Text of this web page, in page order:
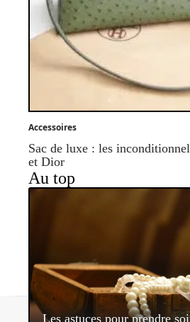
Accessoires
Sac de luxe : les
et Dior
Au top
Les astuces pour prendre
Contact Mentions